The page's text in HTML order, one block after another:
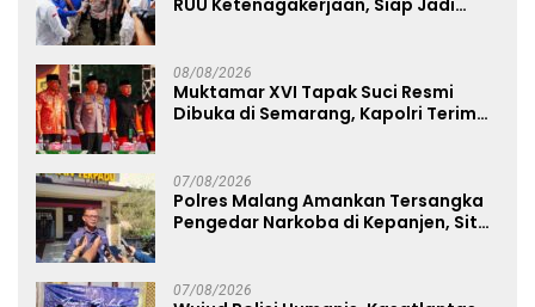
RUU Ketenagakerjaan, Siap Jadi
08/08/2026
Muktamar XVI Tapak Suci Resmi
Dibuka di Semarang, Kapolri Terima
07/08/2026
Polres Malang Amankan Tersangka
Pengedar Narkoba di Kepanjen, Sita
07/08/2026